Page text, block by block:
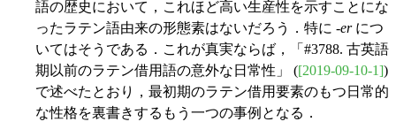
語の歴史において，これほど高い生産性を示すことにな
ったラテン語由来の形態素はないだろう．特に -erにつ
いてはそうである．これが真実ならば，「#3788. 古英語
期以前のラテン借用語の意外な日常性」 ([2019-09-10-1])
で述べたとおり，最初期のラテン借用要素のもつ日常的
な性格を裏書きするもう一つの事例となる．